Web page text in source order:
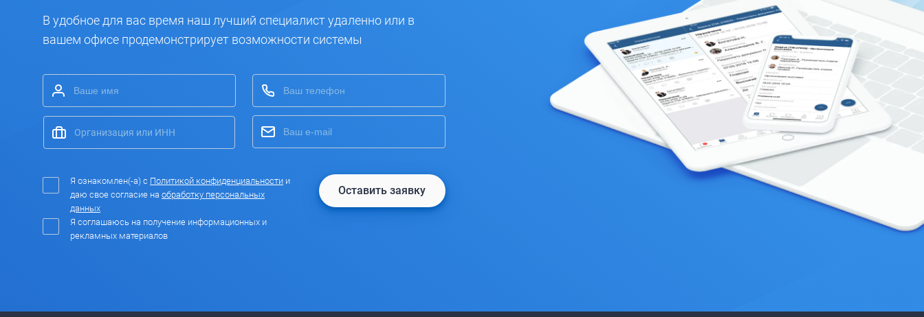
В удобное для вас время наш лучший специалист удаленно или в
вашем офисе продемонстрирует возможности системы
Я ознакомлен(-а) с Политикой конфиденциальности и
даю свое согласие на обработку персональных
данных
Я соглашаюсь на получение информационных и
рекламных материалов
Оставить заявку